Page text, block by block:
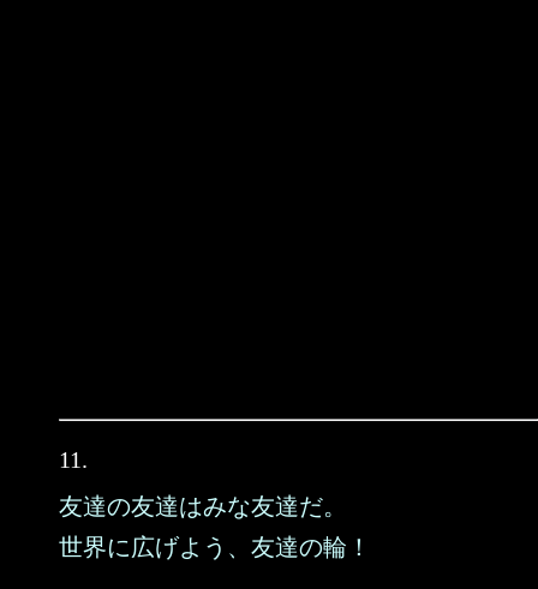
11.
友達の友達はみな友達だ。
世界に広げよう、友達の輪！